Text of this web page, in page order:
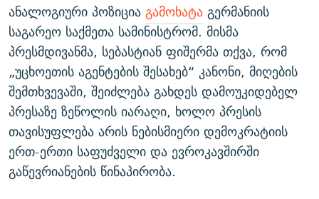
ანალოგიური პოზიციაგამოხატაგერმანიის
საგარეო საქმეთა სამინისტრომ. მისმა
პრესმდივანმა, სებასტიან ფიშერმა თქვა, რომ
„უცხოეთის აგენტების შესახებ“ კანონი, მიღების
შემთხვევაში, შეიძლება გახდეს დამოუკიდებელ
პრესაზე ზეწოლის იარაღი, ხოლო პრესის
თავისუფლება არის ნებისმიერი დემოკრატიის
ერთ-ერთი საფუძველი და ევროკავშირში
გაწევრიანების წინაპირობა.